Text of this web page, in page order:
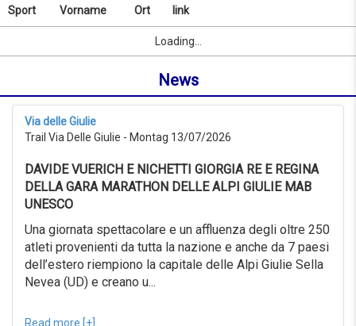
to
08/09/2026
0KM
Suche
Sport
Reset
Nach
Name
ab
08/07/2026
08/08/2026
Erweiterte
Suche
Sport
Sport Vorname Ort
link
link
Loading...
News
Via delle Giulie
Trail Via Delle Giulie - Montag 13/07/2026
DAVIDE VUERICH E NICHETTI GIORGIA RE E REGINA
DELLA GARA MARATHON DELLE ALPI GIULIE MAB
UNESCO
Una giornata spettacolare e un affluenza degli oltre 250
atleti provenienti da tutta la nazione e anche da 7 paesi
dell’estero riempiono la capitale delle Alpi Giulie Sella
Nevea (UD) e creano u...
Read more [+]